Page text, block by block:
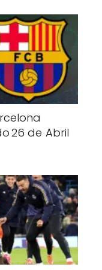
26 de Abril